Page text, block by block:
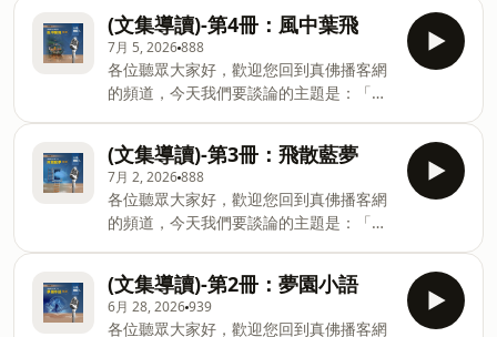
化、商業化信仰的看法，帶領大家拾起靈
魂的碎片，回歸最純樸的生命美學。關於
本書更多深入的介紹，連結請按此處。若
想深入了解這本書完整內容，請上「真佛
本書的導讀。在這個資訊過載的時代，我
們都需要暫停腳步，與靈魂深度對話。這
本書充滿了對生命、哲學與修養的深刻探
討。節目中，我們將分享如何從「小我」
走向「大我」，學習「少說多聽」的言語
藝術，並用「知足常樂」的智慧來擺脫現
代人的物質焦慮，找回內心的平靜與定
見。關於本書更多深入的介紹，連結請按
此。若想深入了解這本書完整內容，請上
「真佛般若藏」網站線上閱讀。(前往真佛
(文集導讀)-第4冊：風中葉飛
7月 5, 2026888
各位聽眾大家好，歡迎您回到真佛播客網
的頻道，今天我們要談論的主題是：「蓮
書的導讀。生命中總有些時刻，我們會感
到如離枝的落葉般徬徨。本書記錄了作者
早年在群山海湄間的測量足跡與修行初發
心。節目中，我們將以淺白的方式為您解
說「業力」與「無常」，探討如何從感性
昇華至覺性，並學習燃燒自己、照亮別人
的慈悲精神，在平凡的日子裡找到安身立
命的支點。關於本書更多深入的介紹，連
結請按此處。若想深入了解這本書完整內
(文集導讀)-第3冊：飛散藍夢
7月 2, 2026888
各位聽眾大家好，歡迎您回到真佛播客網
的頻道，今天我們要談論的主題是：「蓮
書的導讀。本書寫於作者青年時期，紀錄
了一顆年輕靈魂在理想與現實之間的深刻
獨白。節目將與您分享如何在荒嶺與大自
(文集導讀)-第2冊：夢園小語
6月 28, 2026939
各位聽眾大家好，歡迎您回到真佛播客網